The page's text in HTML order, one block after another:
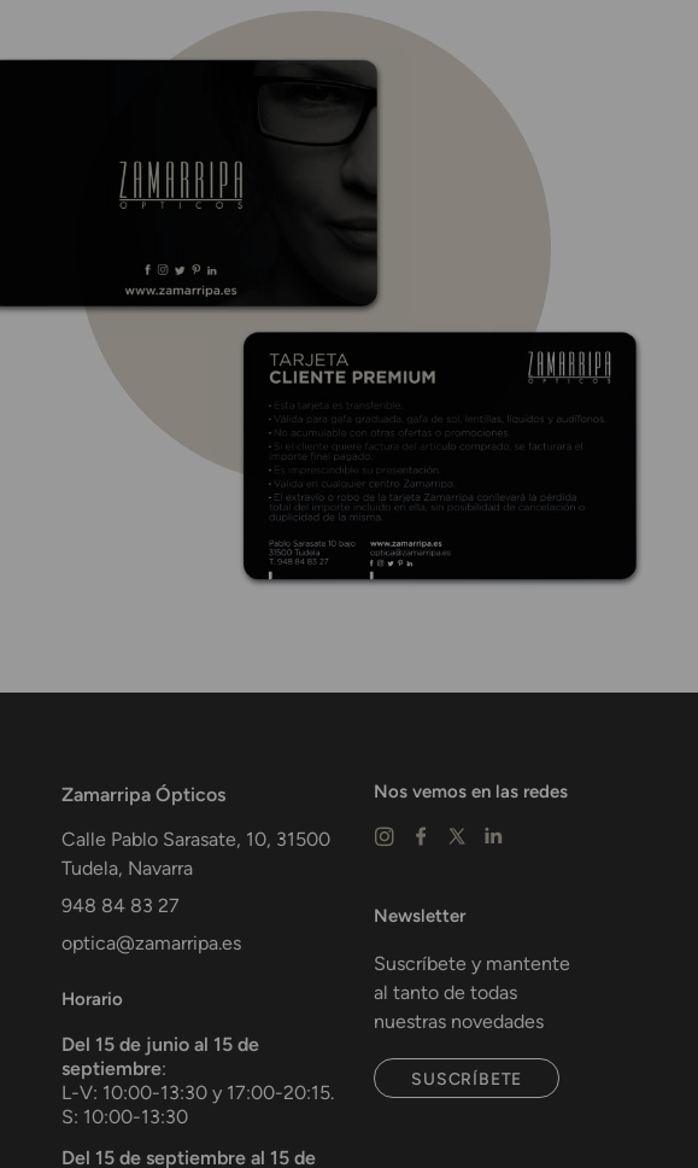
Zamarripa Ópticos
Calle Pablo Sarasate, 10, 31500
Tudela, Navarra
948 84 83 27
optica@zamarripa.es
Horario
Del 15 de junio al 15 de
septiembre:
L-V: 10:00-13:30 y 17:00-20:15.
S: 10:00-13:30
Del 15 de septiembre al 15 de
Nos vemos en las redes
Newsletter
Suscríbete y mantente
al tanto de todas
nuestras novedades
SUSCRÍBETE